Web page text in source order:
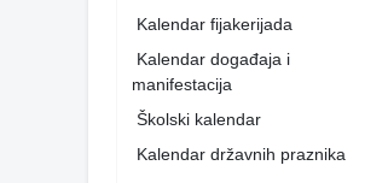
Kalendar fijakerijada
Kalendar događaja i
manifestacija
Školski kalendar
Kalendar državnih praznika